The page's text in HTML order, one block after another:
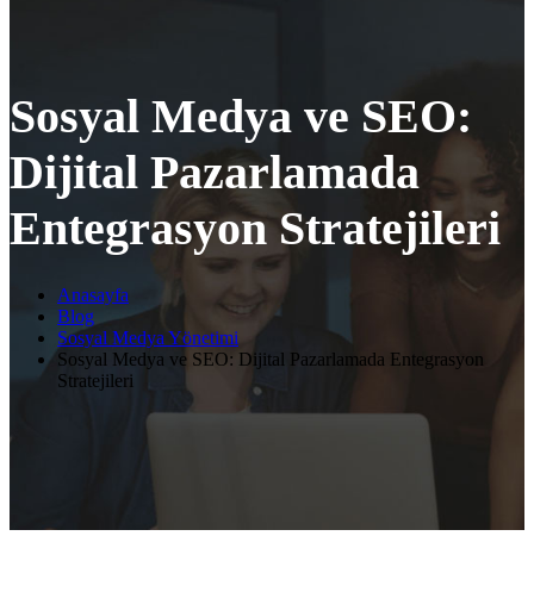
Sosyal Medya ve SEO:
Dijital Pazarlamada
Entegrasyon Stratejileri
Anasayfa
Blog
Sosyal Medya Yönetimi
Sosyal Medya ve SEO: Dijital Pazarlamada Entegrasyon
Stratejileri